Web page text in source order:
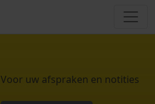
Voor uw afspraken en notities